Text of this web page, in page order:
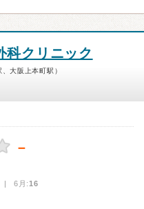
科クリニック
大阪上本町駅）
－
| 6月:16